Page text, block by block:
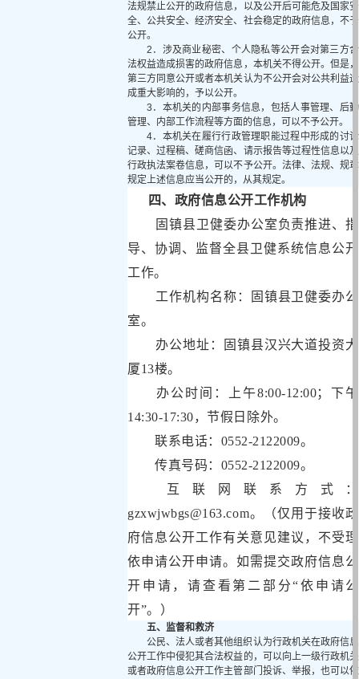
法规禁止公开的政府信息，以及公开后可能危及国家安
全、公共安全、经济安全、社会稳定的政府信息，不予
公开。
2．涉及商业秘密、个人隐私等公开会对第三方合
法权益造成损害的政府信息，本机关不得公开。但是，
第三方同意公开或者本机关认为不公开会对公共利益造
成重大影响的，予以公开。
3．本机关的内部事务信息，包括人事管理、后勤
管理、内部工作流程等方面的信息，可以不予公开。
4．本机关在履行行政管理职能过程中形成的讨论
记录、过程稿、磋商信函、请示报告等过程性信息以及
行政执法案卷信息，可以不予公开。法律、法规、规章
规定上述信息应当公开的，从其规定。
四、政府信息公开工作机构
固镇县卫健委办公室负责推进、指
导、协调、监督全县卫健系统信息公开
工作。
工作机构名称：固镇县卫健委办公
室。
办公地址：固镇县汉兴大道投资大
厦13楼。
办公时间：
上午8:00-12:00；下午
14:30-17:30，节假日除外。
联系电话： 0552-2122009。
传真号码： 0552-2122009。
互联网联系方式：
gzxwjwbgs@163.com。（仅用于接收政
府信息公开工作有关意见建议，不受理
依申请公开申请。如需提交政府信息公
开申请，请查看第二部分“依申请公
开”。）
五、监督和救济
公民、法人或者其他组织认为行政机关在政府信息
公开工作中侵犯其合法权益的，可以向上一级行政机关
或者政府信息公开工作主管部门投诉、举报，也可以依